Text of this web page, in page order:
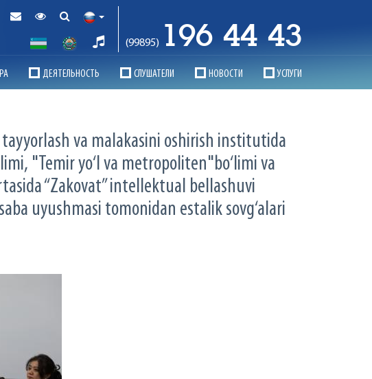
(99895) 196 44 43
ДЕЯТЕЛЬНОСТЬ СЛУШАТЕЛИ НОВОСТИ УСЛУГИ
va malakasini oshirish institutida
"Temir yo‘l va metropoliten"bo‘limi va
“Zakovat” intellektual bellashuvi
uyushmasi tomonidan estalik sovg‘alari